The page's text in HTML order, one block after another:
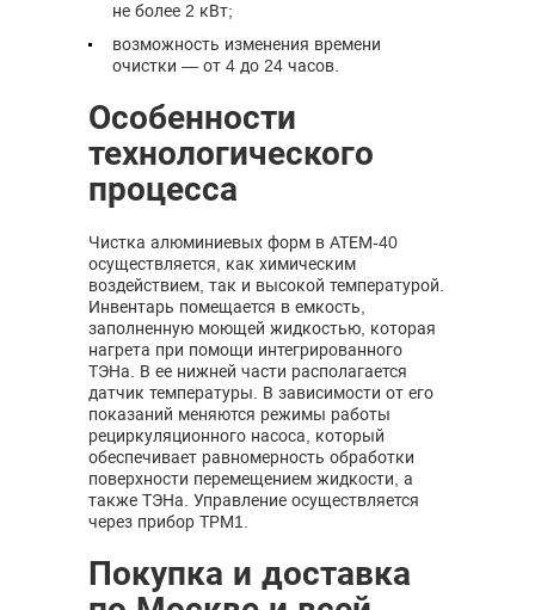
не более 2 кВт;
возможность изменения времени
очистки — от 4 до 24 часов.
Особенности
технологического
процесса
Чистка алюминиевых форм в АТЕМ-40
осуществляется, как химическим
воздействием, так и высокой температурой.
Инвентарь помещается в емкость,
заполненную моющей жидкостью, которая
нагрета при помощи интегрированного
ТЭНа. В ее нижней части располагается
датчик температуры. В зависимости от его
показаний меняются режимы работы
рециркуляционного насоса, который
обеспечивает равномерность обработки
поверхности перемещением жидкости, а
также ТЭНа. Управление осуществляется
через прибор ТРМ1.
Покупка и доставка